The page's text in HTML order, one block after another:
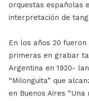
orquestas españolas
interpretación de
En los años 20
primeras en grabar
Argentina en 1920-
“Milonguita” que
en Buenos Aires “Una